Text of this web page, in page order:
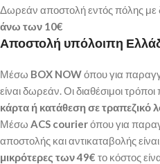
Δωρεάν αποστολή εντός πόλης με
άνω των 10€
Αποστολή υπόλοιπη
Μέσω BOX NOWόπου για
είναι δωρεάν. Οι διαθέσιμοι
κάρτα ή κατάθεση σε τραπεζικό
Μέσω ACS courierόπου για
αποστολής και αντικαταβολής είναι
μικρότερες των 49€ το κόστος